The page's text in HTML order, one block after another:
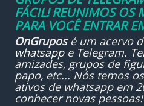
FÁCIL! REUNIMOS OS
PARA VOCÊ ENTRAR
OnGruposé um acervo
whatsappe Telegram.
amizades, grupos de
papo, etc... Nós temos
ativos de whatsapp em
conhecer novas pessoas!